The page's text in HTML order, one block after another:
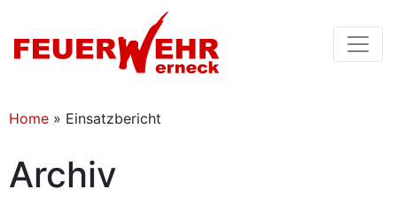
Home » Einsatzbericht
Archiv